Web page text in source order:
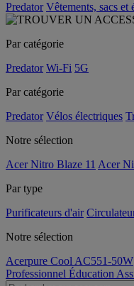
Predator Vêtements, sacs et
Par catégorie
Predator Wi-Fi 5G
Par catégorie
Predator Vélos électriques
Notre sélection
Acer Nitro Blaze 11 Acer
Par type
Purificateurs d'air
Notre sélection
Acerpure Cool AC551-50W
Professionnel Éducation